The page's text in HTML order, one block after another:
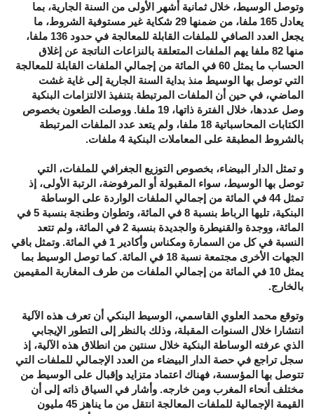
وتوصل الوسيط، خلال ثمانية أشهر الأولى من السنة الجارية، بما
يعادل 165 ملفا، من ضمنها 29 شكاية غير مستوفية الشروط، ما
يجعل العدد الصافي للملفات القابلة للمعالجة في حدود 136 ملفا،
منها 82 ملفا يهم الملفات المتعلقة بالنزاعات الناتجة عن إغلاق
الحساب ما يمثل 60 في المائة من إجمالي الملفات القابلة للمعالجة
التي توصل بها الوسيط منذ بداية السنة الجارية إلى غاية غشت
الماضي، في حين أن الملفات المرتبطة بتنفيذ الالتزامات البنكية
وصل عددها، خلال الفترة ذاتها، 19 ملفا. ووصلت الطعون بخصوص
الكتابات المحاسباتية 18 ملفا، ولم يتعد عدد الملفات المرتبطة
بالشروط المطبقة على المعاملات البنكية 4 ملفات.
و تمثل الدار البيضاء، بخصوص التوزيع الجغرافي للملفات، التي
توصل بها الوسيط، سواء المقبولة أو المرفوضة، الرتبة الأولى، إذ
تمثل 44 في المائة من إجمالي الملفات الواردة على الوساطة
البنكية، تليها الرباط بنسبة 8 في المائة، وتطوان وطنجة بنسبة 5 في
المائة، ووجدة والقنيطرة والجديدة بنسبة 2 في المائة، ولم تتعد
النسبة في كل من السمارة ومكناس وأكادير 1 في المائة. وتمثل باقي
الجهات الأخرى مجتمعة نسبة 18 في المائة. كما توصل الوسيط بما
يمثل 10 في المائة من إجمالي الملفات من طرف المغاربة المقيمين
بالخارج.
وتوقع محمد العلوي القاسمي، الوسيط البنكي أن تعرف هذه الآلية
انتشارا خلال السنوات المقبلة، وذلك بالنظر إلى التطور الإيجابي
الذي عرفته الوساطة البنكية خلال سنتين من انطلاق هذه الآلية، إذ
سجل تراجع في حصة الدار البيضاء من العدد الإجمالي للملفات التي
تتوصل بها المؤسسة، فهناك اعتماد متزايد وإقبال على الوسيط من
مختلف أنحاء المغرب ومن خارجه. وأشار في السياق ذاته إلى أن
القيمة الإجمالية للملفات المعالجة انتقل من ما يناهز 45 مليون